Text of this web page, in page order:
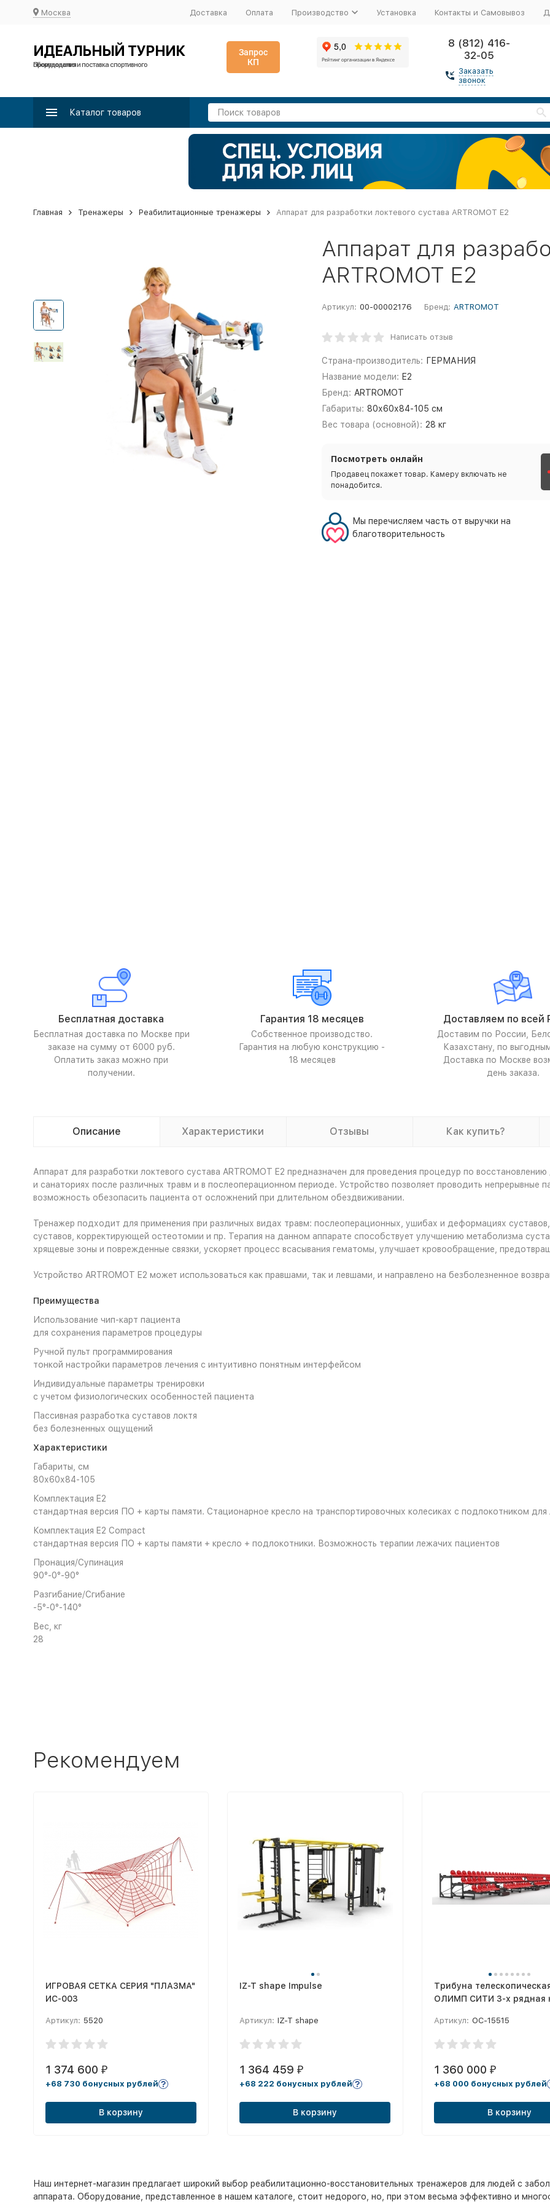
Москва Доставка Оплата Производство Установка Контакты и Самовывоз
ИДЕАЛЬНЫЙ ТУРНИК
Производство и поставка спортивного оборудования
Запрос
КП
8 (812) 416-
32-05
Заказать
звонок
Каталог товаров
Главная Тренажеры Реабилитационные тренажеры Аппарат для разработки локтевого сустава ARTROMOT E2
Аппарат для
ARTROMOT E2
Артикул: 00-00002176 Бренд: ARTROMOT
Написать отзыв
Страна-производитель: ГЕРМАНИЯ
Название модели: E2
Бренд: ARTROMOT
Габариты: 80х60х84-105 см
Вес товара (основной): 28 кг
Посмотреть онлайн
Продавец покажет товар. Камеру включать не
понадобится.
Мы перечисляем часть от выручки на
благотворительность
Бесплатная доставка
Бесплатная доставка по Москве при
заказе на сумму от 6000 руб.
Оплатить заказ можно при
получении.
Гарантия 18 месяцев
Собственное производство.
Гарантия на любую конструкцию -
18 месяцев
Доставляем по всей
Доставим по России,
Казахстану, по
Доставка по Москве
день заказа.
Описание Характеристики Отзывы Как купить?
Аппарат для разработки локтевого сустава ARTROMOT E2 предназначен для проведения процедур по
и санаториях после различных травм и в послеоперационном периоде. Устройство позволяет проводить непрерывные
возможность обезопасить пациента от осложнений при длительном обездвиживании.
Тренажер подходит для применения при различных видах травм: послеоперационных, ушибах и деформациях
суставов, корректирующей остеотомии и пр. Терапия на данном аппарате способствует улучшению метаболизма
хрящевые зоны и поврежденные связки, ускоряет процесс всасывания гематомы, улучшает кровообращение,
Устройство ARTROMOT E2 может использоваться как правшами, так и левшами, и направлено на безболезненное
Преимущества
Использование чип-карт пациента
для сохранения параметров процедуры
Ручной пульт программирования
тонкой настройки параметров лечения с интуитивно понятным интерфейсом
Индивидуальные параметры тренировки
с учетом физиологических особенностей пациента
Пассивная разработка суставов локтя
без болезненных ощущений
Характеристики
Га­ба­ри­ты, см
80х60х84-105
Ком­плек­та­ция E2
стан­дарт­ная вер­сия ПО + кар­ты па­мя­ти. Ста­ци­о­нар­ное крес­ло на транс­пор­ти­ро­воч­ных ко­ле­си­ках с под­ло­кот­ни­ком
Ком­плек­та­ция E2 Compact
стан­дарт­ная вер­сия ПО + кар­ты па­мя­ти + крес­ло + под­ло­кот­ни­ки. Воз­мож­ность те­ра­пии ле­жа­чих па­ци­ен­тов
Про­на­ция/Су­пи­на­ция
90°-0°-90°
Раз­ги­ба­ние/Сги­ба­ние
-5°-0°-140°
Вес, кг
28
Рекомендуем
ИГРОВАЯ СЕТКА СЕРИЯ "ПЛАЗМА"
ИС-003
Артикул: 5520
1 374 600 ₽
+68 730 бонусных рублей
В корзину
IZ-T shape Impulse
Артикул: IZ-T shape
1 364 459₽
+68 222 бонусных рублей
В корзину
Трибуна
ОЛИМП СИТИ 3-х рядная
Артикул: ОС-15515
1 360 000 ₽
+68 000 бонусных рублей
В корзину
Наш интернет-магазин предлагает широкий выбор реабилитационно-восстановительных тренажеров для людей с
аппарата. Оборудование, представленное в нашем каталоге, стоит недорого, но, при этом весьма эффективно и